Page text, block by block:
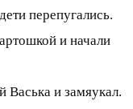
перепугались.
и начали
и замяукал.